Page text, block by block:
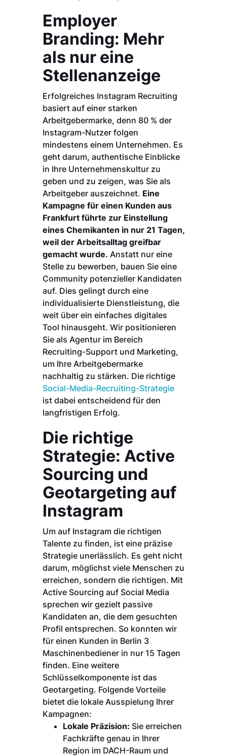
Employer
Branding: Mehr
als nur eine
Stellenanzeige
Erfolgreiches Instagram Recruiting
basiert auf einer starken
Arbeitgebermarke, denn 80 % der
Instagram-Nutzer folgen
mindestens einem Unternehmen. Es
geht darum, authentische Einblicke
in Ihre Unternehmenskultur zu
geben und zu zeigen, was Sie als
Arbeitgeber auszeichnet. Eine
Kampagne für einen Kunden aus
Frankfurt führte zur Einstellung
eines Chemikanten in nur 21 Tagen,
weil der Arbeitsalltag greifbar
gemacht wurde. Anstatt nur eine
Stelle zu bewerben, bauen Sie eine
Community potenzieller Kandidaten
auf. Dies gelingt durch eine
individualisierte Dienstleistung, die
weit über ein einfaches digitales
Tool hinausgeht. Wir positionieren
Sie als Agentur im Bereich
Recruiting-Support und Marketing,
um Ihre Arbeitgebermarke
nachhaltig zu stärken. Die richtige
Social-Media-Recruiting-Strategie
ist dabei entscheidend für den
langfristigen Erfolg.
Die richtige
Strategie: Active
Sourcing und
Geotargeting auf
Instagram
Um auf Instagram die richtigen
Talente zu finden, ist eine präzise
Strategie unerlässlich. Es geht nicht
darum, möglichst viele Menschen zu
erreichen, sondern die richtigen. Mit
Active Sourcing auf Social Media
sprechen wir gezielt passive
Kandidaten an, die dem gesuchten
Profil entsprechen. So konnten wir
für einen Kunden in Berlin 3
Maschinenbediener in nur 15 Tagen
finden. Eine weitere
Schlüsselkomponente ist das
Geotargeting. Folgende Vorteile
bietet die lokale Ausspielung Ihrer
Kampagnen:
Lokale Präzision: Sie erreichen
Fachkräfte genau in Ihrer
Region im DACH-Raum und